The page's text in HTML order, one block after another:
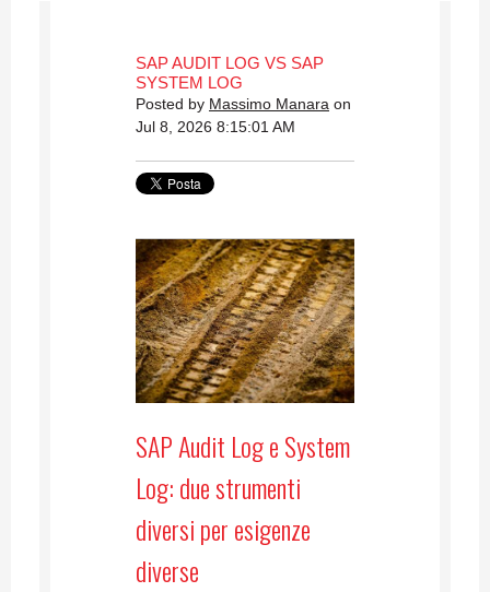
SAP AUDIT LOG VS SAP
SYSTEM LOG
Posted by Massimo Manara on
Jul 8, 2026 8:15:01 AM
SAP Audit Log e System
Log: due strumenti
diversi per esigenze
diverse